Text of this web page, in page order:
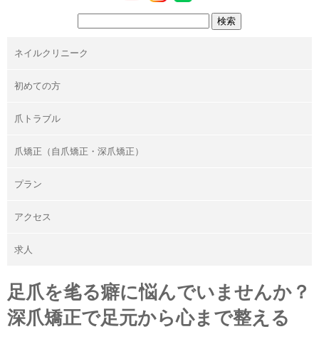
ネイルクリニーク
初めての方
爪トラブル
爪矯正（自爪矯正・深爪矯正）
プラン
アクセス
求人
足爪を毟る癖に悩んでいませんか？
深爪矯正で足元から心まで整える